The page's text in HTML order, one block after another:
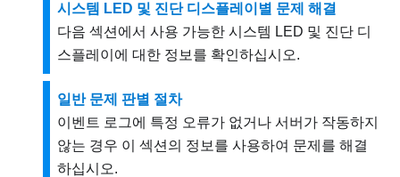
시스템 LED 및 진단 디스플레이별 문제 해결
다음 섹션에서 사용 가능한 시스템 LED 및 진단 디
스플레이에 대한 정보를 확인하십시오.
일반 문제 판별 절차
이벤트 로그에 특정 오류가 없거나 서버가 작동하지
않는 경우 이 섹션의 정보를 사용하여 문제를 해결
하십시오.